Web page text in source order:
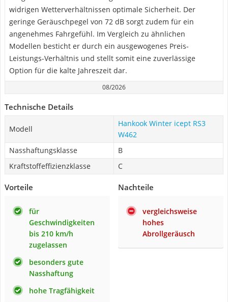
widrigen Wetterverhältnissen optimale Sicherheit. Der
geringe Geräuschpegel von 72 dB sorgt zudem für ein
angenehmes Fahrgefühl. Im Vergleich zu ähnlichen
Modellen besticht er durch ein ausgewogenes Preis-
Leistungs-Verhältnis und stellt somit eine zuverlässige
Option für die kalte Jahreszeit dar.
08/2026
Technische Details
Modell
Hankook Winter icept RS3
W462
Nasshaftungsklasse
B
Kraftstoffeffizienzklasse
C
Vorteile
für
Geschwindigkeiten
bis 210 km/h
zugelassen
besonders gute
Nasshaftung
hohe Tragfähigkeit
Nachteile
vergleichsweise
hohes
Abrollgeräusch